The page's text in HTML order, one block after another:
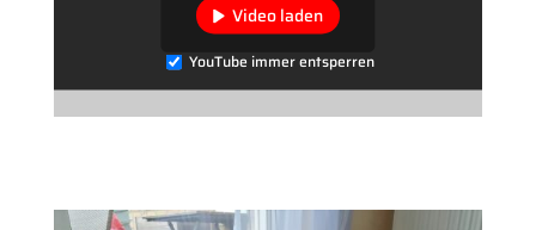
Video laden
YouTube immer entsperren